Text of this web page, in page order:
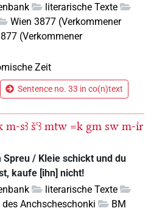
literarische Texte
Wien 3877 (Verkommener
(Verkommener
Zeit
Sentence no. 33 in co(n)text
m-sꜣ šꜥꜣ mtw =k gm sw m-ı͗r
Spreu / Kleie schickt und du
kaufe [ihn] nicht!
literarische Texte
des Anchscheschonki
BM